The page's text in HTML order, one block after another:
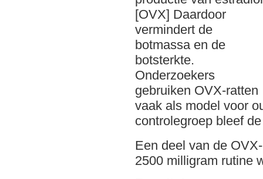
[OVX] Daardoor
vermindert de
botmassa en de
botsterkte.
Onderzoekers
gebruiken OVX-ratten
vaak als model voor
controlegroep bleef
Een deel van de
2500 milligram rutine